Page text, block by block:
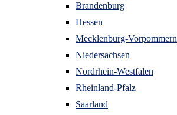
Brandenburg
Hessen
Mecklenburg-Vorpommern
Niedersachsen
Nordrhein-Westfalen
Rheinland-Pfalz
Saarland